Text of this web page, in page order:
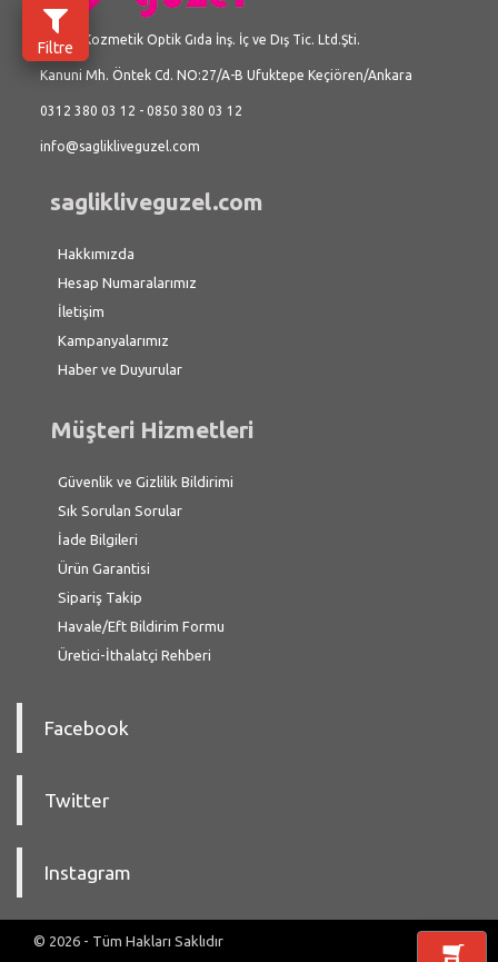
Filtre
Üç İlke Kozmetik Optik Gıda İnş. İç ve Dış Tic. Ltd.Şti.
Kanuni Mh. Öntek Cd. NO:27/A-B Ufuktepe Keçiören/Ankara
0312 380 03 12 - 0850 380 03 12
info@saglikliveguzel.com
saglikliveguzel.com
Hakkımızda
Hesap Numaralarımız
İletişim
Kampanyalarımız
Haber ve Duyurular
Müşteri Hizmetleri
Güvenlik ve Gizlilik Bildirimi
Sık Sorulan Sorular
İade Bilgileri
Ürün Garantisi
Sipariş Takip
Havale/Eft Bildirim Formu
Üretici-İthalatçi Rehberi
Facebook
Twitter
Instagram
© 2026 - Tüm Hakları Saklıdır